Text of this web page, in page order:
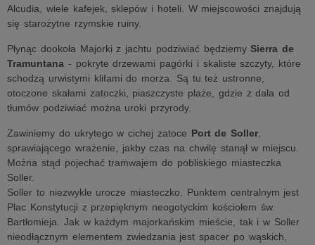
Alcudia, wiele kafejek, sklepów i hoteli. W miejscowości znajdują
się starożytne rzymskie ruiny.
Płynąc dookoła Majorki z jachtu podziwiać będziemySierra de
Tramuntana - pokryte drzewami pagórki i skaliste szczyty, które
schodzą urwistymi klifami do morza. Są tu też ustronne,
otoczone skałami zatoczki, piaszczyste plaże, gdzie z dala od
tłumów podziwiać można uroki przyrody.
Zawiniemy do ukrytego w cichej zatoce Port de Soller
sprawiającego wrażenie, jakby czas na chwilę stanął w miejscu.
Można stąd pojechać tramwajem do pobliskiego miasteczka
Soller.
Soller to niezwykle urocze miasteczko. Punktem centralnym jest
Plac Konstytucji z przepięknym neogotyckim kościołem św.
Bartłomieja. Jak w każdym majorkańskim mieście, tak i w Soller
nieodłącznym elementem zwiedzania jest spacer po wąskich,